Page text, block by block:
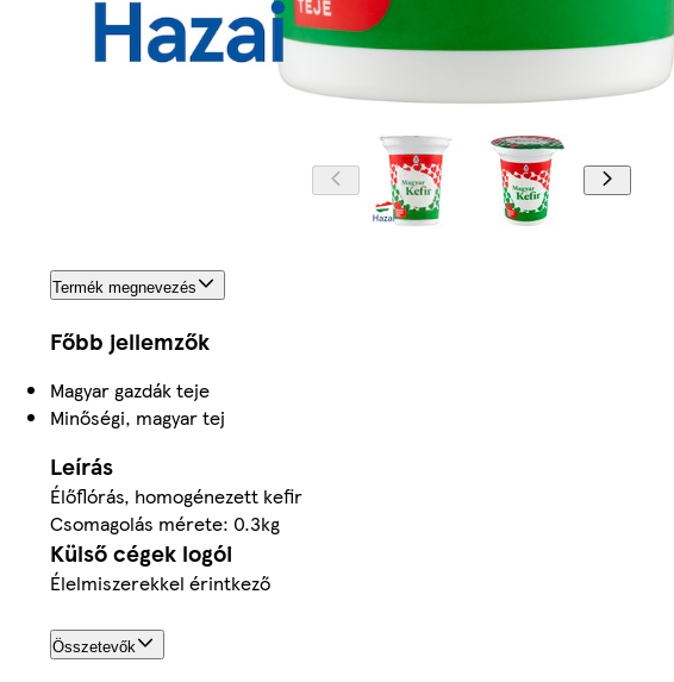
Termék megnevezés
Főbb jellemzők
Magyar gazdák teje
Minőségi, magyar tej
Leírás
Élőflórás, homogénezett kefir
Csomagolás mérete: 0.3kg
Külső cégek logói
Élelmiszerekkel érintkező
Összetevők